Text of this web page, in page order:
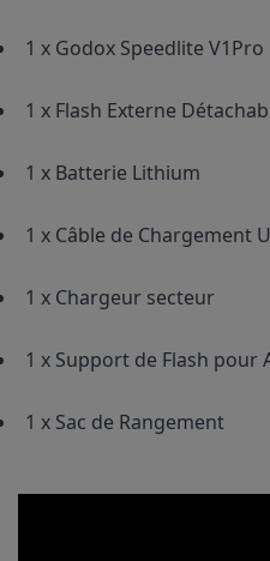
1 x Godox Speedlite V1Pro
1 x Flash Externe
1 x Batterie Lithium
1 x Câble de Chargement
1 x Chargeur secteur
1 x Support de Flash pour
1 x Sac de Rangement